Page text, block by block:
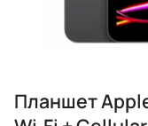
Планшет